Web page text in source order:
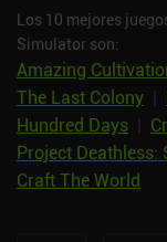
Los 10 mejores
Simulator son:
Amazing
The Last Colony
Hundred Days
Project Deathless:
Craft The World